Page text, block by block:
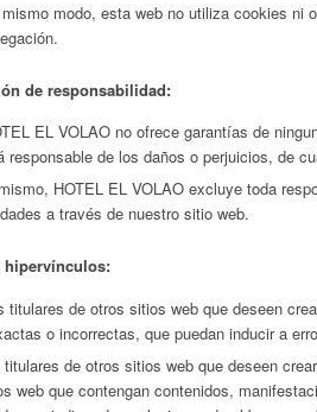
mismo modo, esta web no utiliza cookies ni
de responsabilidad:
EL VOLAO no ofrece garantías de
responsable de los daños o perjuicios, de
HOTEL EL VOLAO excluye toda
a través de nuestro sitio web.
hipervínculos:
titulares de otros sitios web que deseen
o incorrectas, que puedan inducir a
titulares de otros sitios web que deseen
web que contengan contenidos,